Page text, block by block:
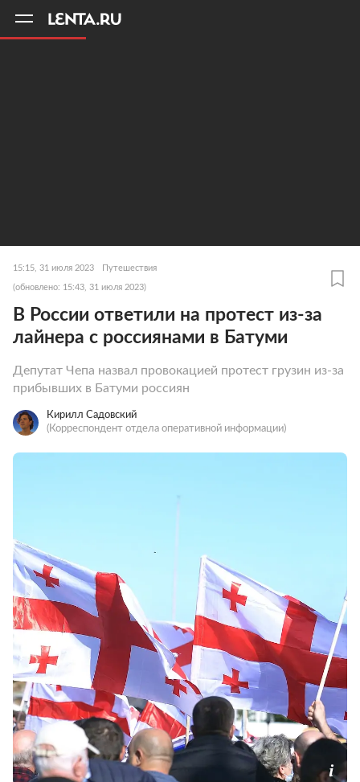
15:15, 31 июля 2023 Путешествия
(обновлено: 15:43, 31 июля 2023)
В России ответили на протест из-за
лайнера с россиянами в Батуми
Депутат Чепа назвал провокацией протест грузин из-за
прибывших в Батуми россиян
Кирилл Садовский
(Корреспондент отдела оперативной информации)